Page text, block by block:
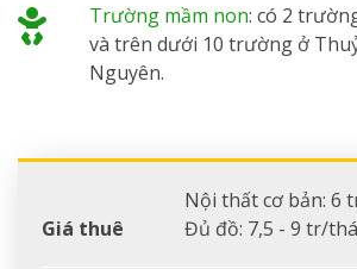
Trường mầm non: có 2
và trên dưới 10 trường ở
Nguyên.
Giá thuê
Nội thất cơ bản: 6
Đủ đồ: 7,5 - 9 tr/